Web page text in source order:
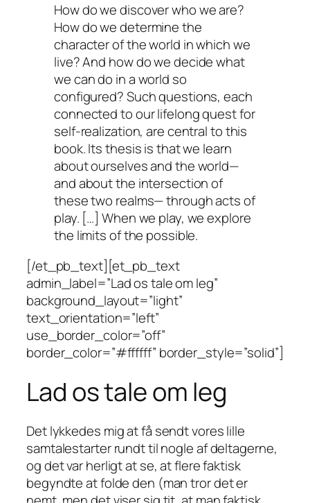
How do we discover who we are?
How do we determine the
character of the world in which we
live? And how do we decide what
we can do in a world so
configured? Such questions, each
connected to our lifelong quest for
self-realization, are central to this
book. Its thesis is that we learn
about ourselves and the world—
and about the intersection of
these two realms— through acts of
play. […] When we play, we explore
the limits of the possible.
[/et_pb_text][et_pb_text
admin_label=”Lad os tale om leg”
background_layout=”light”
text_orientation=”left”
use_border_color=”off”
border_color=”#ffffff” border_style=”solid”]
Lad os tale om leg
Det lykkedes mig at få sendt vores lille
samtalestarter rundt til nogle af deltagerne,
og det var herligt at se, at flere faktisk
begyndte at folde den (man tror det er